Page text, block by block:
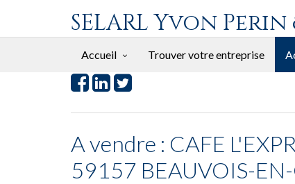
SELARL Yvon
Accueil Trouver votre entreprise
A vendre : CAFE
59157 BEAUVOIS-